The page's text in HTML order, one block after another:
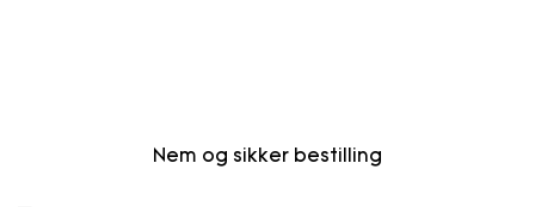
Nem og sikker bestilling